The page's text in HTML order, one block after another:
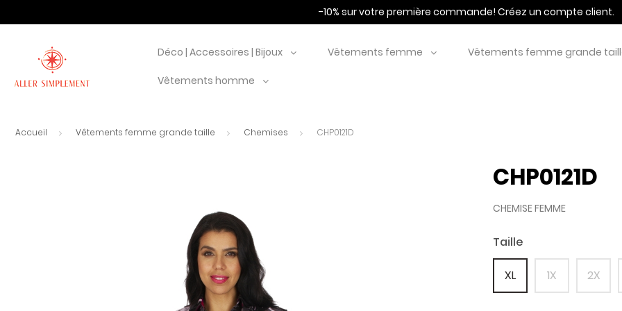
-10% sur votre première commande! Créez un compte client.
Déco | Accessoires | Bijoux Vêtements femme Vêtements femme grande
Vêtements homme
Accueil Vêtements femme grande taille Chemises CHP0121D
CHP0121D
CHEMISE FEMME
Taille
XL 1X 2X